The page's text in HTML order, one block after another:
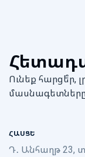
Ունեք հարցե՞ր,
ՀԱՍՑԵ
Դ․ Անհաղթ 23,